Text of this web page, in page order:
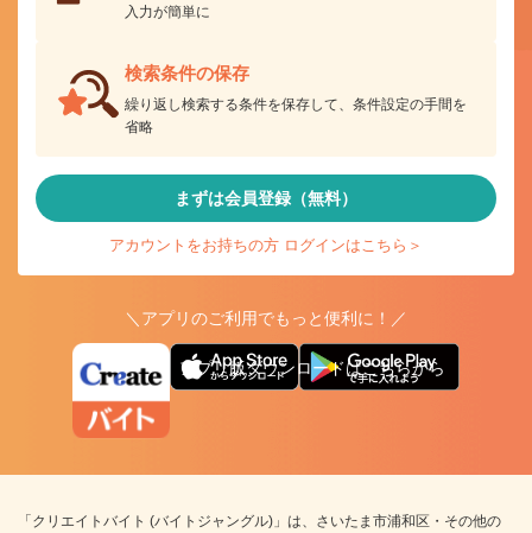
入力が簡単に
検索条件の保存
繰り返し検索する条件を保存して、条件設定の手間を
省略
まずは会員登録（無料）
アカウントをお持ちの方 ログインはこちら＞
＼アプリのご利用でもっと便利に！／
アプリ版ダウンロードはこちらから
「クリエイトバイト (バイトジャングル)」は、さいたま市浦和区・その他の